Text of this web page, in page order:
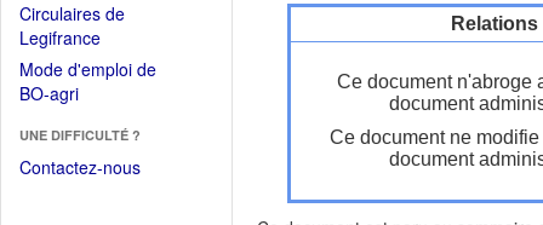
Circulaires de
Legifrance(Ouvrir
dans
une
fenêtre)
Mode d'emploi de
BO-agri(Ouvrir
une
nouvelle
UNE DIFFICULTÉ ?
Contactez-nous
Ce document n'abroge
document
Ce document ne
document